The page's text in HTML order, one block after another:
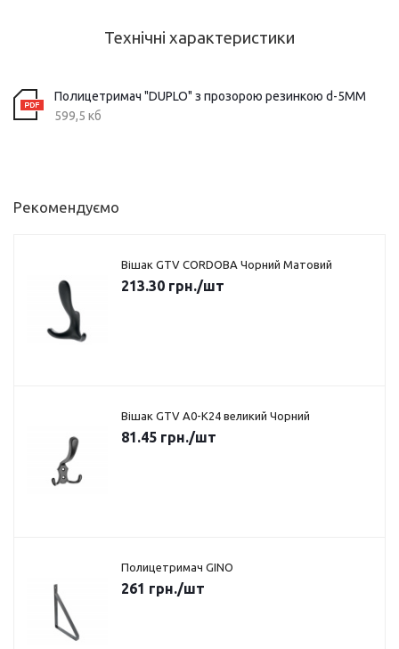
Технічні характеристики
Полицетримач "DUPLO" з прозорою резинкою d-5ММ
599,5 кб
Рекомендуємо
Вішак GTV CORDOBA Чорний Матовий
213.30 грн./шт
Вішак GTV A0-K24 великий Чорний
81.45 грн./шт
Полицетримач GINO
261 грн./шт